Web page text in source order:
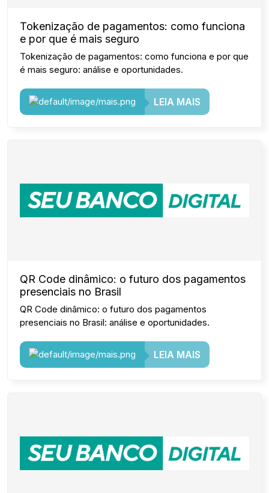
Tokenização de pagamentos: como funciona
e por que é mais seguro
Tokenização de pagamentos: como funciona e por que
é mais seguro: análise e oportunidades.
LEIA MAIS
QR Code dinâmico: o futuro dos pagamentos
presenciais no Brasil
QR Code dinâmico: o futuro dos pagamentos
presenciais no Brasil: análise e oportunidades.
LEIA MAIS